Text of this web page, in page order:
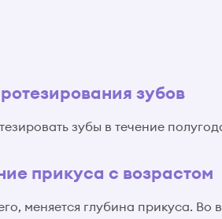
зубов
зубы в течение
прикуса с возрастом
меняется глубина прикуса.